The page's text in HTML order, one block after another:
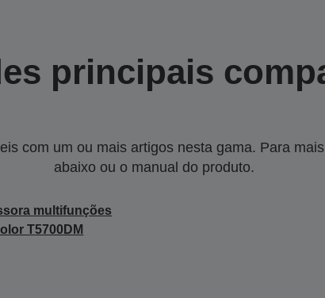
principais
com um ou mais artigos nesta gama. Para
abaixo ou o manual do produto.
multifunções
T5700DM